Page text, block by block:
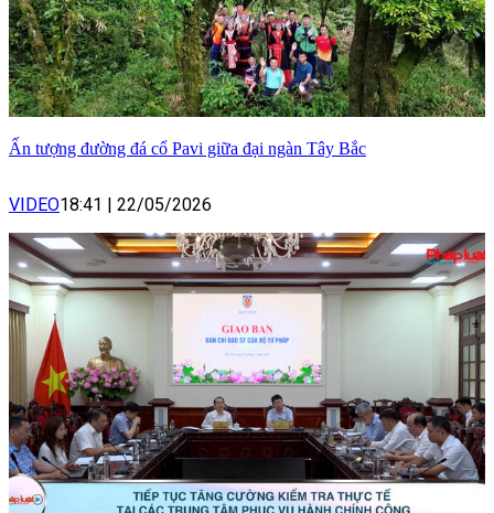
Ấn tượng đường đá cổ Pavi giữa đại ngàn Tây Bắc
VIDEO18:41 | 22/05/2026